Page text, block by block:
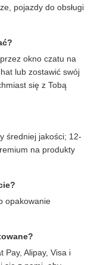
pojazdy do obsługi
okno czatu na
lub zostawić swój
się z Tobą
średniej jakości; 12-
na produkty
opakowanie
Pay, Alipay, Visa i